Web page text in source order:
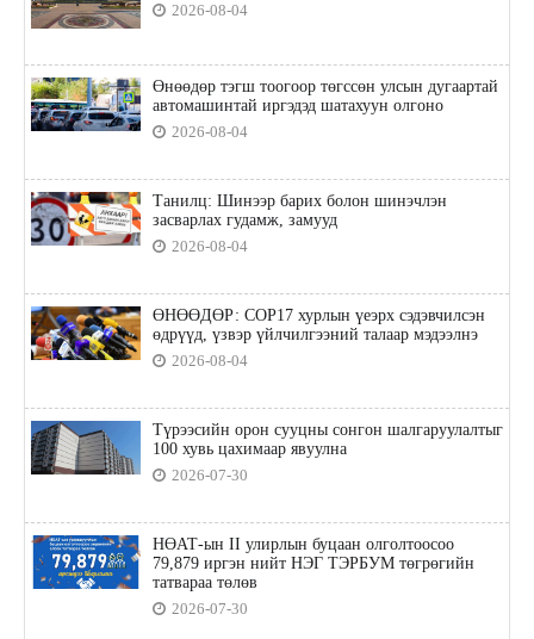
2026-08-04
Өнөөдөр тэгш тоогоор төгссөн улсын дугаартай
автомашинтай иргэдэд шатахуун олгоно
2026-08-04
Танилц: Шинээр барих болон шинэчлэн
засварлах гудамж, замууд
2026-08-04
ӨНӨӨДӨР: COP17 хурлын үеэрх сэдэвчилсэн
өдрүүд, үзвэр үйлчилгээний талаар мэдээлнэ
2026-08-04
Түрээсийн орон сууцны сонгон шалгаруулалтыг
100 хувь цахимаар явуулна
2026-07-30
НӨАТ-ын II улирлын буцаан олголтоосоо
79,879 иргэн нийт НЭГ ТЭРБУМ төгрөгийн
татвараа төлөв
2026-07-30